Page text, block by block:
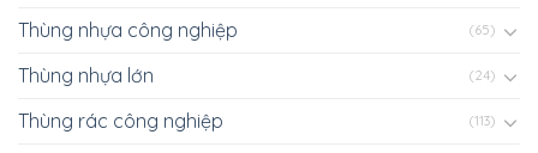
Thùng nhựa công nghiệp (65)
Thùng nhựa lớn (24)
Thùng rác công nghiệp (113)